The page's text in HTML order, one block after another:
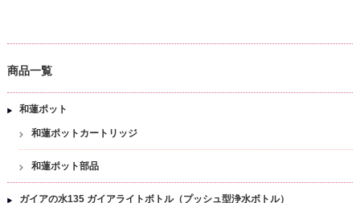
商品一覧
和蓮ポット
和蓮ポットカートリッジ
和蓮ポット部品
ガイアの水135 ガイアライトボトル（プッシュ型浄水ボトル）